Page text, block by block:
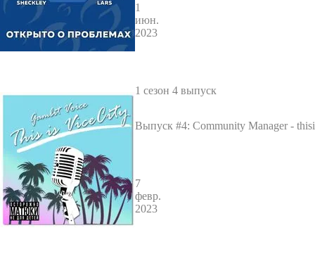
1
июн.
2023
1 сезон 4 выпуск
Выпуск #4: Community Manager -
7
февр.
2023